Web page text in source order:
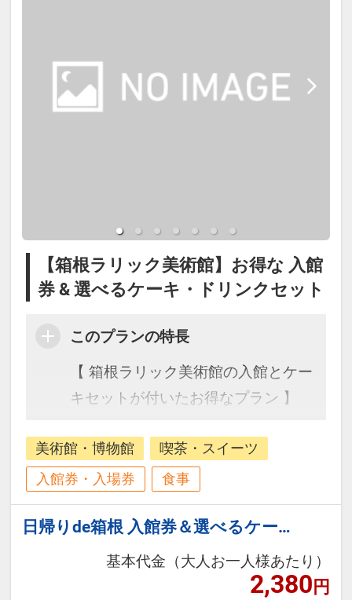
【箱根ラリック美術館】お得な 入館
券 & 選べるケーキ・ドリンクセット
このプランの特長
【 箱根ラリック美術館の入館とケー
キセットが付いたお得なプラン 】
美術館・博物館
喫茶・スイーツ
入館券・入場券
食事
日帰りde箱根 入館券＆選べるケーキ
基本代金（大人お一人様あたり）
2,380円